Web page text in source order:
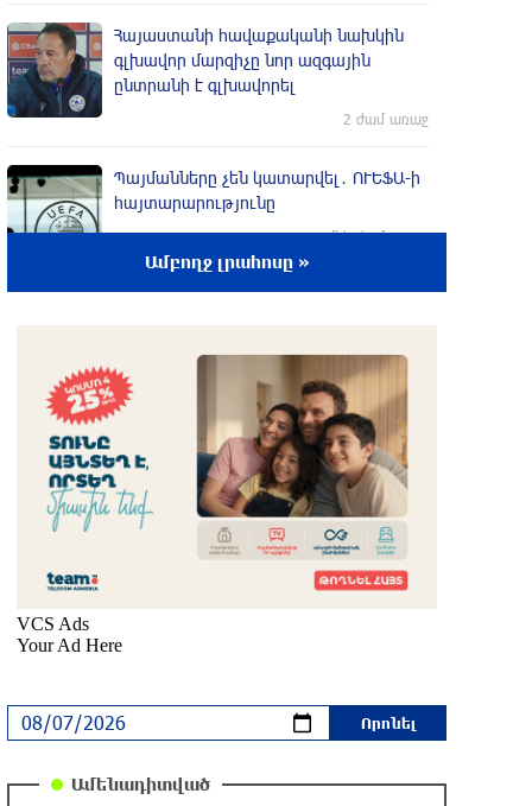
Հայաստանի հավաքականի նախկին
գլխավոր մարզիչը նոր ազգային
ընտրանի է գլխավորել
2 ժամ առաջ
Պայմանները չեն կատարվել․ ՈՒԵՖԱ-ի
հայտարարությունը
մեկ ժամ առաջ
մեկ ժամ առաջ
Գայի պողոտայում բախվել են «Kia»-ն և
«Hongqi»-ն. «Kia»-ն կողաշրջվել է,
վարորդը՝ մահшցել
20 րոպե առաջ
Սպասվում է առանց տեղումների
Հուսով եմ, որ այս ձևաչափում մեզ
հարաբերություններն ու
համագործակցությունը. Փաշինյանը՝
Ամբողջ լրահոսը »
Ամենադիտված